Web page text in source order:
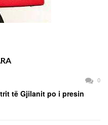
0
të Gjilanit po i presin